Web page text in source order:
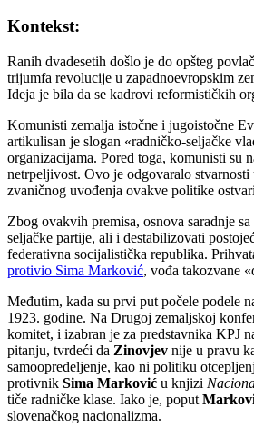
Kontekst:
Ranih dvadesetih došlo je do opšteg
trijumfa revolucije u zapadnoevropskim
Ideja je bila da se kadrovi reformističkih
Komunisti zemalja istočne i jugoistočne
artikulisan je slogan «radničko-seljačke
organizacijama. Pored toga, komunisti su
netrpeljivost. Ovo je odgovaralo
zvaničnog uvođenja ovakve politike
Zbog ovakvih premisa, osnova saradnje
seljačke partije, ali i destabilizovati
federativna socijalistička republika.
protivio Sima Marković, vođa takozvane
Međutim, kada su prvi put počele podele
1923. godine. Na Drugoj zemaljskoj
komitet, i izabran je za predstavnika KPJ
pitanju, tvrdeći da Zinovjev nije u pravu
samoopredeljenje, kao ni politiku
protivnik Sima Marković u knjizi
tiče radničke klase. Iako je, poput
slovenačkog nacionalizma.